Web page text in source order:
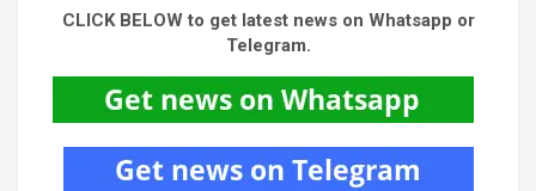
CLICK BELOW to get latest news on Whatsapp or
Telegram.